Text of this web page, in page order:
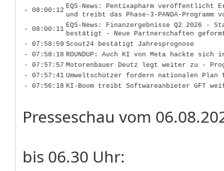
- 08:00:12
EQS-News: Pentixapharm veröffentlicht
und treibt das Phase-3-PANDA-Programm
- 08:00:11
EQS-News: Finanzergebnisse Q2 2026 -
bestätigt - Neue Partnerschaften
- 07:58:59 Scout24 bestätigt Jahresprognose
- 07:58:18 ROUNDUP: Auch KI von Meta hackte sich
- 07:57:57 Motorenbauer Deutz legt weiter zu -
- 07:57:41 Umweltschützer fordern nationalen Plan
- 07:56:18 KI-Boom treibt Softwareanbieter GFT
Presseschau vom
bis 06.30 Uhr: